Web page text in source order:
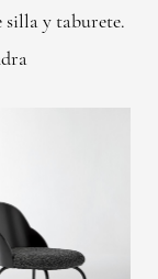
silla y taburete.